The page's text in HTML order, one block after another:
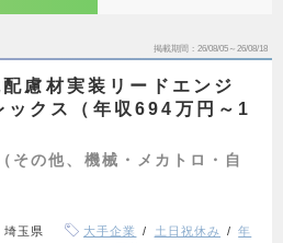
掲載期間 26/08/05～26/08/18
配慮材実装リードエンジ
クス（年収694万円～1
その他、機械・メカトロ・自
埼玉県 大手企業 土日祝休み
年